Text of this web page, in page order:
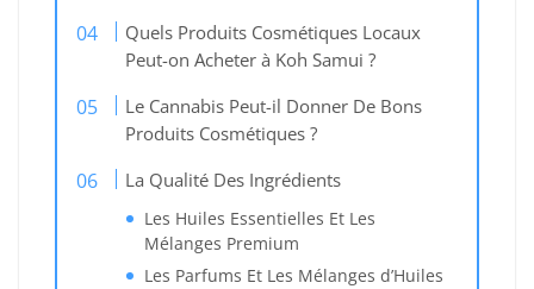
Quels Produits Cosmétiques Locaux
Peut-on Acheter à Koh Samui ?
Le Cannabis Peut-il Donner De Bons
Produits Cosmétiques ?
La Qualité Des Ingrédients
Les Huiles Essentielles Et Les
Mélanges Premium
Les Parfums Et Les Mélanges d’Huiles